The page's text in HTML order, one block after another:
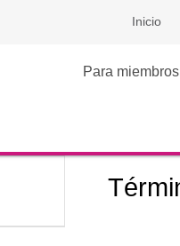
Inicio
Para miembros